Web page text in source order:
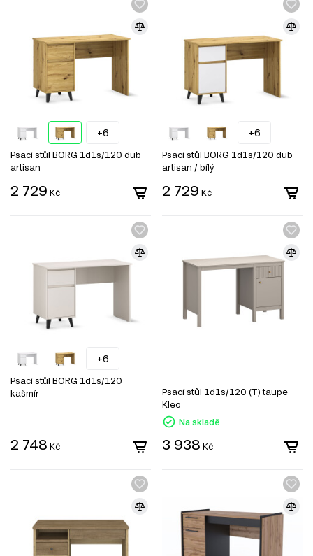
+6
Psací stůl BORG 1d1s/120 dub
artisan
2 729 Kč
+6
Psací stůl BORG 1d1s/120 dub
artisan / bílý
2 729 Kč
+6
Psací stůl BORG 1d1s/120
kašmír
2 748 Kč
Psací stůl 1d1s/120 (T) taupe
Kleo
Na skladě
3 938 Kč